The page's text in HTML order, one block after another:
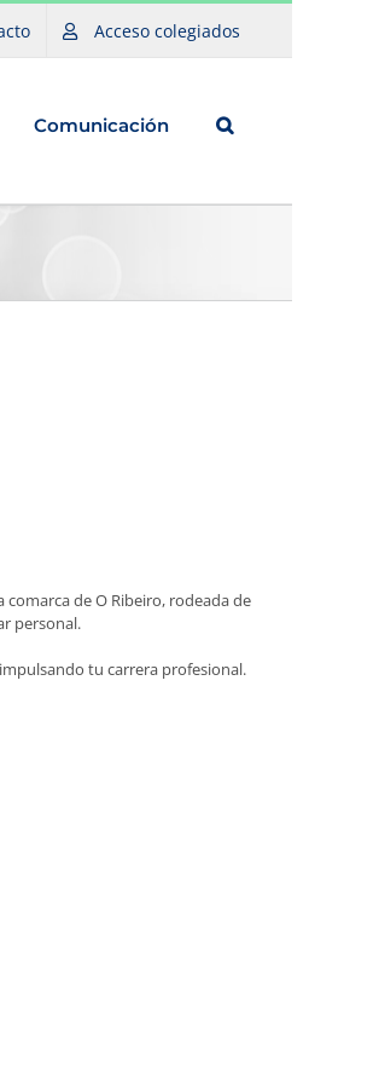
Acceso colegiados
Comunicación
de O Ribeiro, rodeada de
personal.
tu carrera profesional.